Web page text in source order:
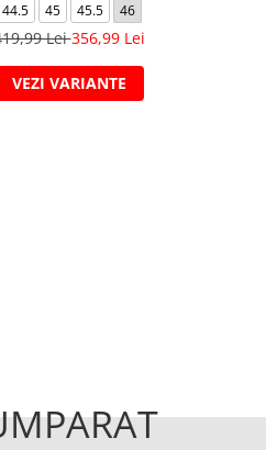
44.5
45 45.5 46
Lei356,99 Lei
VEZI VARIANTE